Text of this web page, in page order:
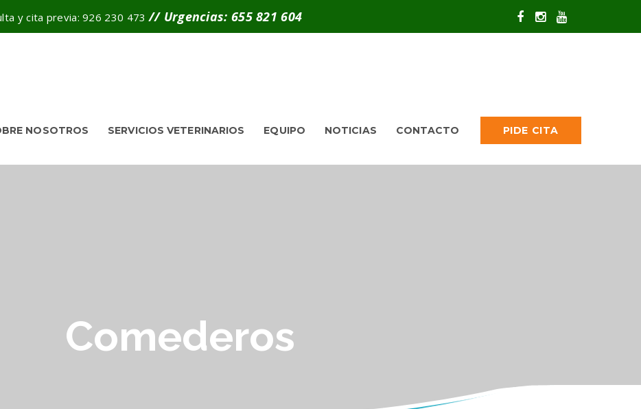
y cita previa: 926 230 473// Urgencias: 655 821 604
NOSOTROS SERVICIOS VETERINARIOS EQUIPO NOTICIAS CONTACTO PIDE CITA
Comederos